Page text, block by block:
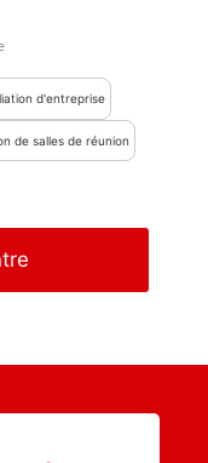
d'entreprise
de salles de réunion